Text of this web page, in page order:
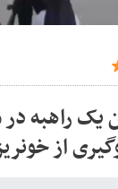
یک راهبه
از